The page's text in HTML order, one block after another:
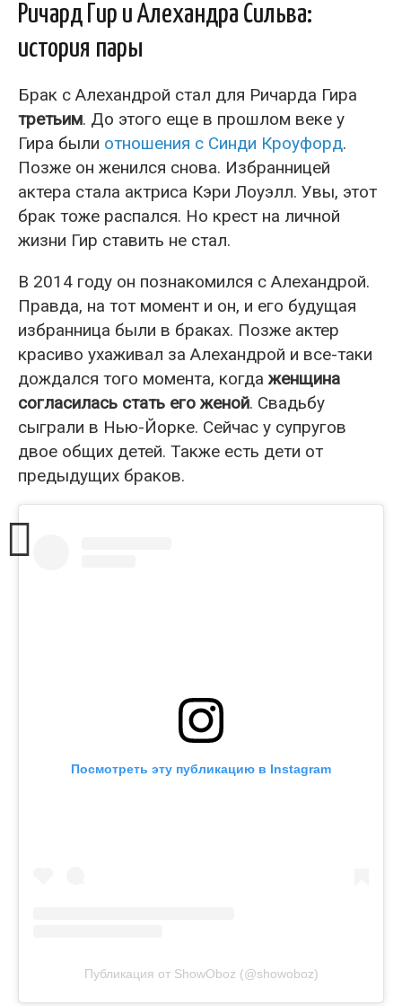
Ричард Гир и Алехандра Сильва:
история пары
Брак с Алехандрой стал для Ричарда Гира
третьим. До этого еще в прошлом веке у
Гира были отношения с Синди Кроуфорд.
Позже он женился снова. Избранницей
актера стала актриса Кэри Лоуэлл. Увы, этот
брак тоже распался. Но крест на личной
жизни Гир ставить не стал.
В 2014 году он познакомился с Алехандрой.
Правда, на тот момент и он, и его будущая
избранница были в браках. Позже актер
красиво ухаживал за Алехандрой и все-таки
дождался того момента, когдаженщина
согласилась стать его женой. Свадьбу
сыграли в Нью-Йорке. Сейчас у супругов
двое общих детей. Также есть дети от
предыдущих браков.
Посмотреть эту публикацию в Instagram
Публикация от ShowOboz (@showoboz)